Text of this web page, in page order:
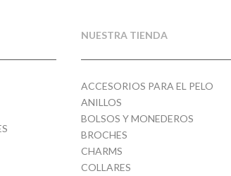
NUESTRA TIENDA
ACCESORIOS PARA EL PELO
ANILLOS
BOLSOS Y MONEDEROS
BROCHES
CHARMS
COLLARES